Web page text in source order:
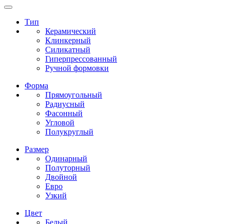
Тип
Керамический
Клинкерный
Силикатный
Гиперпрессованный
Ручной формовки
Форма
Прямоугольный
Радиусный
Фасонный
Угловой
Полукруглый
Размер
Одинарный
Полуторный
Двойной
Евро
Узкий
Цвет
Белый